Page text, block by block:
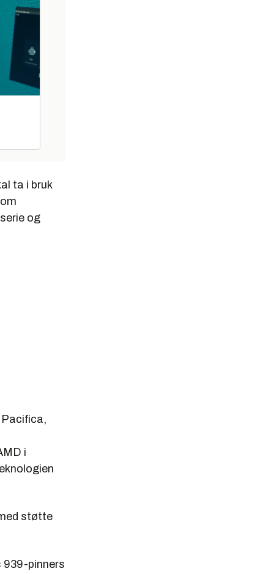
ta i bruk
og
i
støtte
939-pinners